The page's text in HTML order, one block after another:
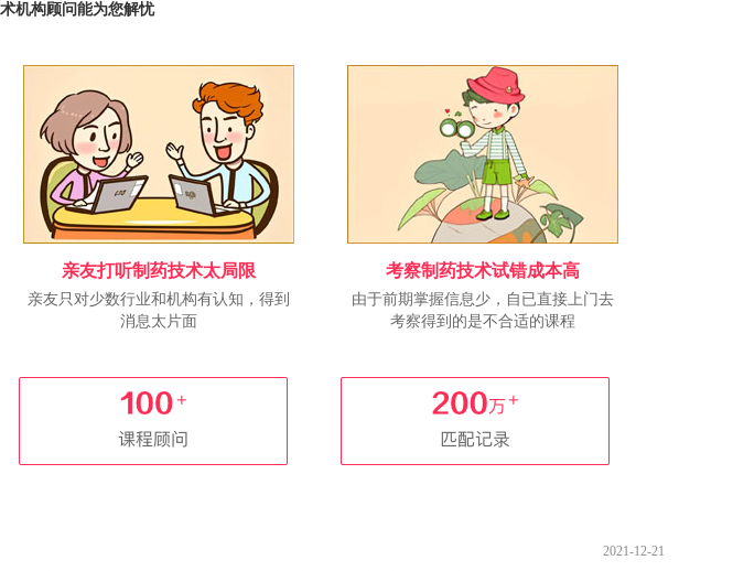
机构顾问能为您解忧
亲友打听制药技术太局限
亲友只对少数行业和机构有认知，得到
消息太片面
考察制药技术试错成本高
由于前期掌握信息少，自已直接上门去
考察得到的是不合适的课程
2021-12-21